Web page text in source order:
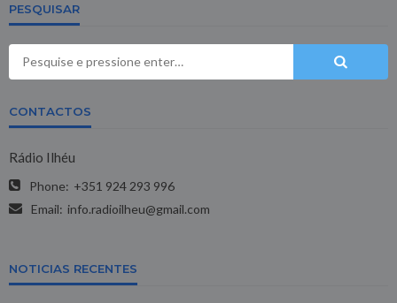
PESQUISAR
CONTACTOS
Rádio Ilhéu
Phone: +351 924 293 996
Email: info.radioilheu@gmail.com
NOTICIAS RECENTES